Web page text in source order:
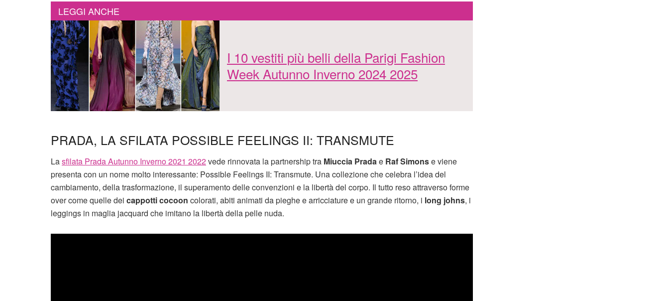
LEGGI ANCHE
I 10 vestiti più belli della Parigi Fashion
Week Autunno Inverno 2024 2025
PRADA, LA SFILATA POSSIBLE FEELINGS II: TRANSMUTE
Lasfilata Prada Autunno Inverno 2021 2022vede rinnovata la partnership tra Miuccia Pradae Raf Simonse viene
presenta con un nome molto interessante: Possible Feelings II: Transmute. Una collezione che celebra l’idea del
cambiamento, della trasformazione, il superamento delle convenzioni e la libertà del corpo. Il tutto reso attraverso forme
over come quelle dei cappotti cocoon colorati, abiti animati da pieghe e arricciature e un grande ritorno, i long johns, i
leggings in maglia jacquard che imitano la libertà della pelle nuda.